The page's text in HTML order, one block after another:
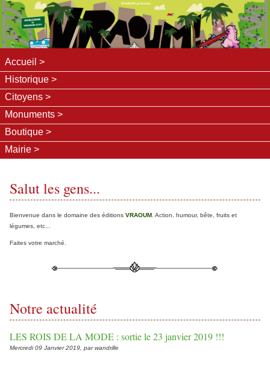
Accueil
Historique
Citoyens
Monuments
Boutique
Mairie
Salut les gens...
Bienvenue dans le domaine des éditions VRAOUM . Action, humour, bête, fruits et
légumes, etc...
Faites votre marché.
Notre actualité
LES ROIS DE LA MODE : sortie le 23 janvier 2019 !!!
Mercredi 09 Janvier 2019, par wandrille